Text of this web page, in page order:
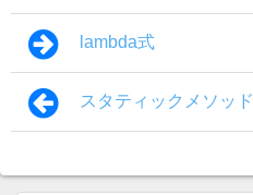
lambda式
スタティックメソッド